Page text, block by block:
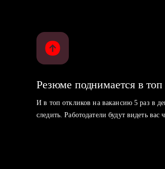
Резюме поднимается в топ
И в топ откликов на вакансию 5 раз в
следить. Работодатели будут видеть вас